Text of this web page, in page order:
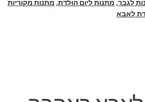
לגבר, מתנות ליום הולדת, מתנות מקוריות
לאבא